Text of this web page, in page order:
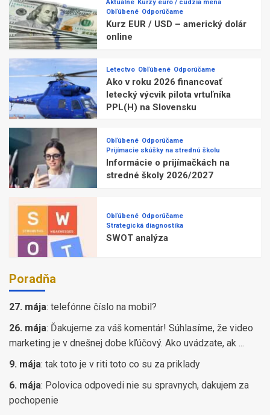
Aktuálne Kurzy euro / cudzia mena
Obľúbené Odporúčame
Kurz EUR / USD – americký dolár
online
Letectvo Obľúbené Odporúčame
Ako v roku 2026 financovať
letecký výcvik pilota vrtuľníka
PPL(H) na Slovensku
Obľúbené Odporúčame
Prijímacie skúšky na strednú školu
Informácie o prijímačkách na
stredné školy 2026/2027
Obľúbené Odporúčame
Strategická diagnostika
SWOT analýza
Poradňa
27. mája: telefónne číslo na mobil?
26. mája: Ďakujeme za váš komentár! Súhlasíme, že video
marketing je v dnešnej dobe kľúčový. Ako uvádzate, ak ...
9. mája: tak toto je v riti toto co su za priklady
6. mája: Polovica odpovedi nie su spravnych, dakujem za
pochopenie